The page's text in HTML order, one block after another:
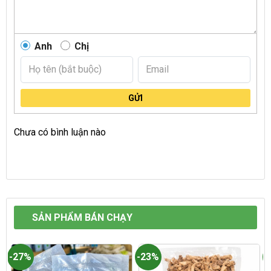
Anh Chị
GỬI
Chưa có bình luận nào
SẢN PHẨM BÁN CHẠY
-27% -23%